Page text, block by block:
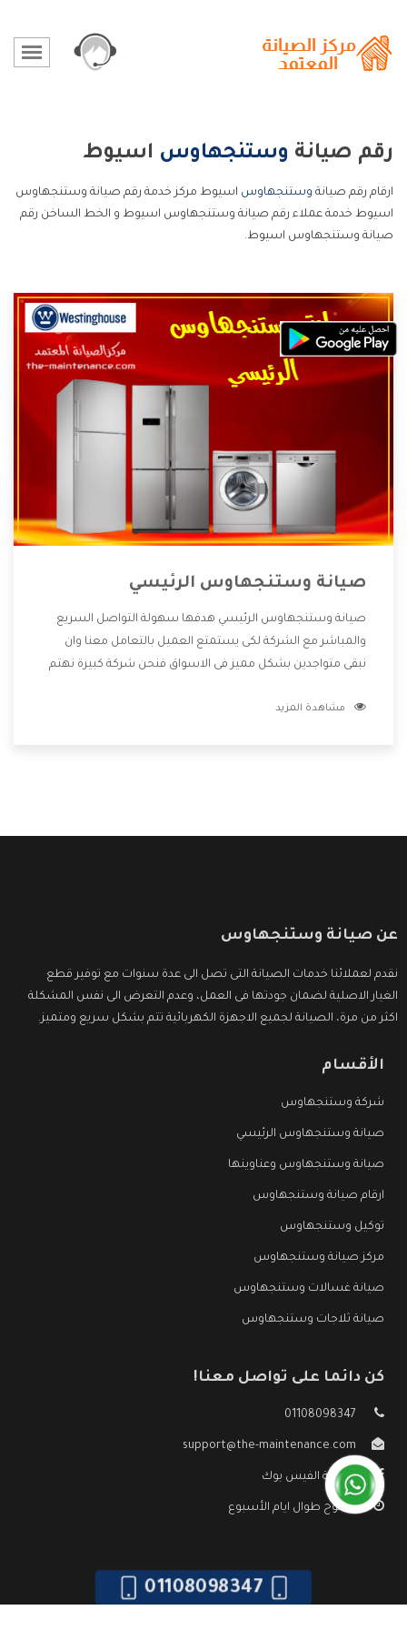
رقم صيانة وستنجهاوس اسيوط
ارقام رقم صيانة وستنجهاوس اسيوط مركز خدمة رقم صيانة وستنجهاوس
اسيوط خدمة عملاء رقم صيانة وستنجهاوس اسيوط و الخط الساخن رقم
صيانة وستنجهاوس اسيوط.
صيانة وستنجهاوس الرئيسي
صيانة وستنجهاوس الرئيسي هدفها سهولة التواصل السريع
والمباشر مع الشركة لكى يستمتع العميل بالتعامل معنا وان
نبقى متواجدين بشكل مميز فى الاسواق فنحن شركة كبيرة نهتم
الشركة بها والتى تكون منها خدمة الصيانة التى تكون من أهم
مشاهدة المزيد
عن صيانة وستنجهاوس
نقدم لعملائنا خدمات الصيانة التى تصل الى عدة سنوات مع توفير قطع
الغيار الاصلية لضمان جودتها فى العمل، وعدم التعرض الى نفس المشكلة
اكثر من مرة، الصيانة لجميع الاجهزة الكهربائية تتم بشكل سريع ومتميز.
الأقسام
شركة وستنجهاوس
صيانة وستنجهاوس الرئيسي
صيانة وستنجهاوس وعناوينها
ارقام صيانة وستنجهاوس
توكيل وستنجهاوس
مركز صيانة وستنجهاوس
صيانة غسالات وستنجهاوس
صيانة ثلاجات وستنجهاوس
كن دائما على تواصل معنا!
01108098347
support@the-maintenance.com
صفحة الفيس بوك
مفتوح طوال ايام الأسبوع
01108098347